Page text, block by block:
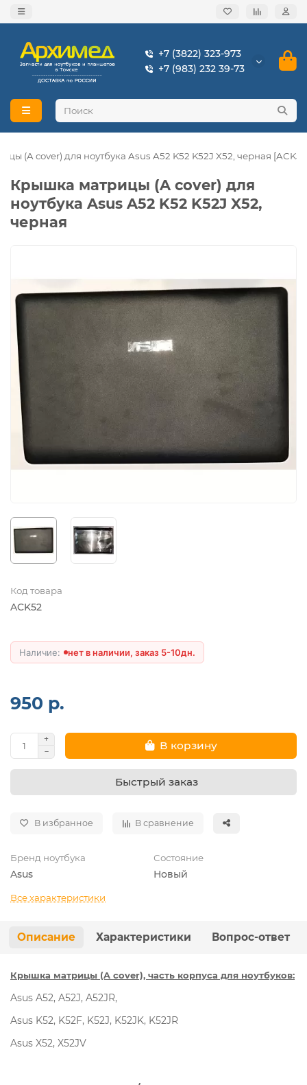
+7 (3822) 323-973
+7 (983) 232 39-73
(A cover) для ноутбука Asus A52 K52 K52J X52, черная
Крышка матрицы (A cover) для
ноутбука Asus A52 K52 K52J X52,
черная
Код товара
ACK52
нет в наличии, заказ 5-10дн.
950 р.
В корзину
Быстрый заказ
В избранное В сравнение
Бренд ноутбука
Asus
Состояние
Новый
Все характеристики
Описание Характеристики Вопрос-ответ
Крышка матрицы (A cover), часть корпуса для ноутбуков:
Asus A52, A52J, A52JR,
Asus K52, K52F, K52J, K52JK, K52JR
Asus X52, X52JV